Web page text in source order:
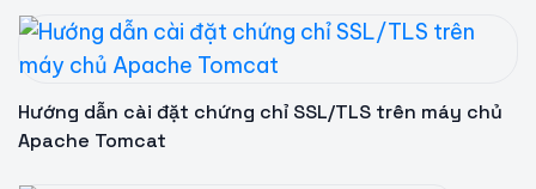
Hướng dẫn cài đặt chứng chỉ SSL/TLS trên máy chủ
Apache Tomcat